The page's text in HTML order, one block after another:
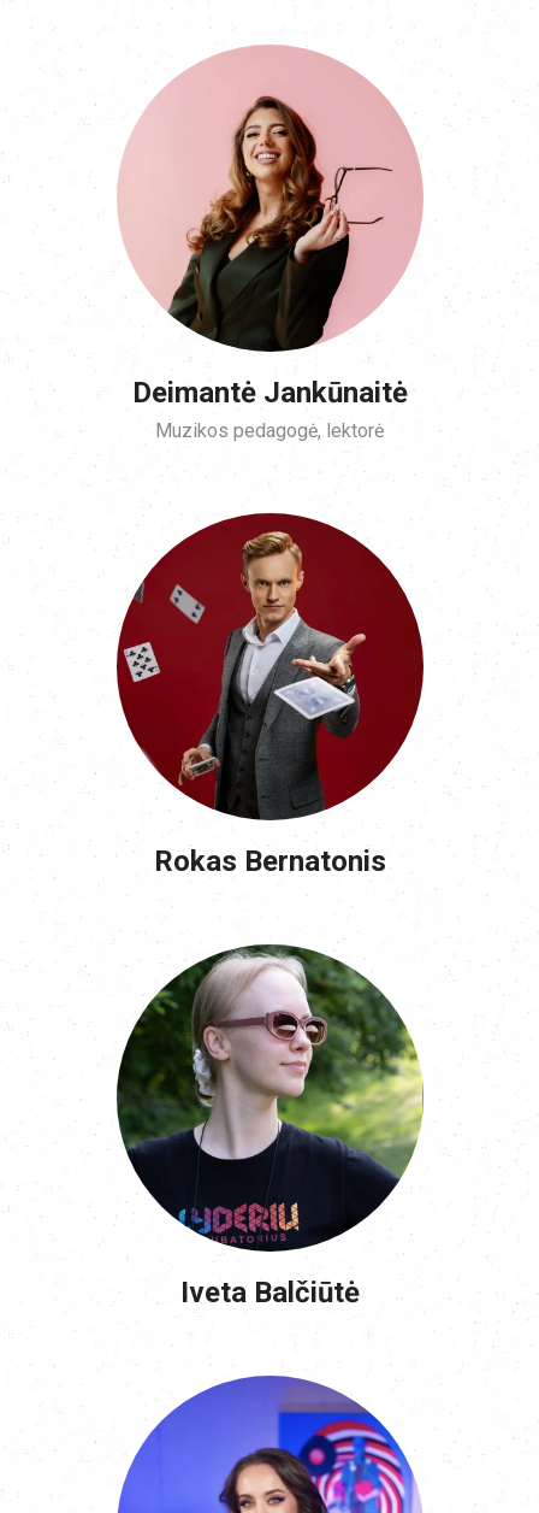
Deimantė Jankūnaitė
Muzikos pedagogė, lektorė
Rokas Bernatonis
Iveta Balčiūtė